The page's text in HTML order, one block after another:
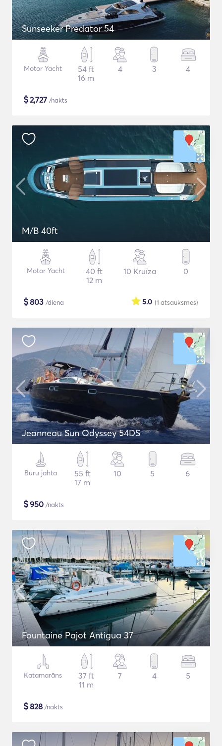
Sunseeker Predator 54
Motor Yacht
54 ft
16 m
4 3 4
$2,727 /nakts
M/B 40ft
Motor Yacht
40 ft
12 m
10 Kruīza 0
$803 /diena (1 atsauksmes)
5.0
Jeanneau Sun Odyssey 54DS
Buru jahta
55 ft
17 m
10 5 6
$950 /nakts
Fountaine Pajot Antigua 37
Katamarāns
37 ft
11 m
7 4 5
$828 /nakts